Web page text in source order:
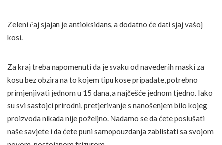
Zeleni čaj sjajan je antioksidans, a dodatno će dati sjaj vašoj
kosi.
Za kraj treba napomenuti da je svaku od navedenih maski za
kosu bez obzira na to kojem tipu kose pripadate, potrebno
primjenjivati jednom u 15 dana, a najčešće jednom tjedno. Iako
su svi sastojci prirodni, pretjerivanje s nanošenjem bilo kojeg
proizvoda nikada nije poželjno. Nadamo se da ćete poslušati
naše savjete i da ćete puni samopouzdanja zablistati sa svojom